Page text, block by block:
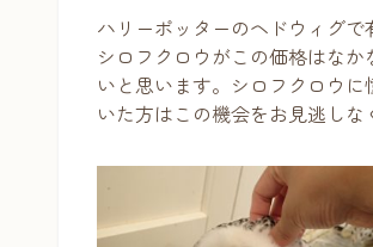
ハリーポッターのヘドウィグで
シロフクロウがこの価格はなか
いと思います。シロフクロウに
いた方はこの機会をお見逃しな